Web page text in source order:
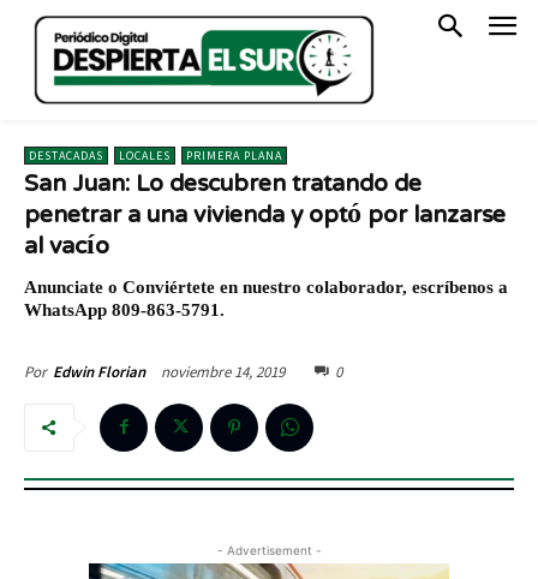
DESTACADAS LOCALES PRIMERA PLANA
San Juan: Lo descubren tratando de
penetrar a una vivienda y optó por lanzarse
al vacío
Anunciate o Conviértete en nuestro colaborador, escríbenos a
WhatsApp 809-863-5791.
Por Edwin Florian noviembre 14, 2019 0
- Advertisement -